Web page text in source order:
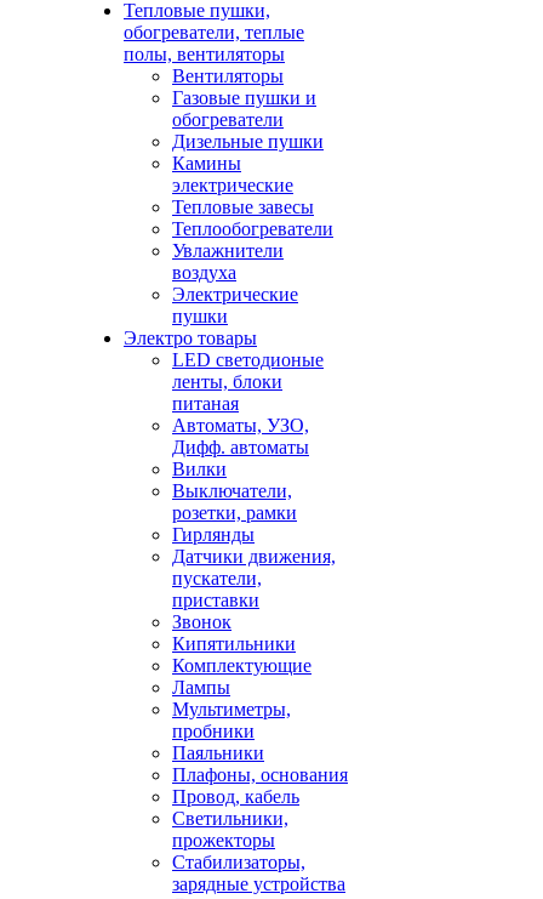
Тепловые пушки,
обогреватели, теплые
полы, вентиляторы
Вентиляторы
Газовые пушки и
обогреватели
Дизельные пушки
Камины
электрические
Тепловые завесы
Теплообогреватели
Увлажнители
воздуха
Электрические
пушки
Электро товары
LED светодионые
ленты, блоки
питаная
Автоматы, УЗО,
Дифф. автоматы
Вилки
Выключатели,
розетки, рамки
Гирлянды
Датчики движения,
пускатели,
приставки
Звонок
Кипятильники
Комплектующие
Лампы
Мультиметры,
пробники
Паяльники
Плафоны, основания
Провод, кабель
Светильники,
прожекторы
Стабилизаторы,
зарядные устройства